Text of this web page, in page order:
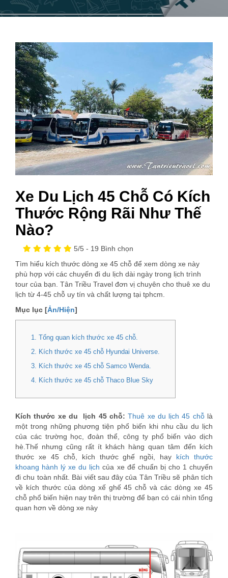
Xe Du Lịch 45 Chỗ Có Kích
Thước Rộng Rãi Như Thế
Nào?
5/5 - 19 Bình chọn
Tìm hiểu kích thước dòng xe 45 chỗ để xem dòng xe này
phù hợp với các chuyến đi du lịch dài ngày trong lịch trình
tour của bạn. Tân Triều Travel đơn vị chuyên cho thuê xe du
lịch từ 4-45 chỗ uy tín và chất lượng tại tphcm.
Mục lục [Ản/Hiện]
1. Tổng quan kích thước xe 45 chỗ.
2. Kích thước xe 45 chỗ Hyundai Universe.
3. Kích thước xe 45 chỗ Samco Wenda.
4. Kích thước xe 45 chỗ Thaco Blue Sky
Kích thước xe du lịch 45 chỗ:Thuê xe du lịch 45 chỗlà
một trong những phương tiện phổ biến khi nhu cầu du lịch
của các trường học, đoàn thể, công ty phổ biến vào dịch
hè.Thế nhưng cũng rất ít khách hàng quan tâm đến kích
thước xe 45 chỗ, kích thước ghế ngồi, hay kích thước
khoang hành lý xe du lịch của xe để chuẩn bị cho 1 chuyến
đi chu toàn nhất. Bài viết sau đây của Tân Triều sẽ phân tích
về kích thước của dòng xế ghế 45 chỗ và các dòng xe 45
chỗ phổ biến hiện nay trên thị trường để bạn có cái nhìn tổng
quan hơn về dòng xe này